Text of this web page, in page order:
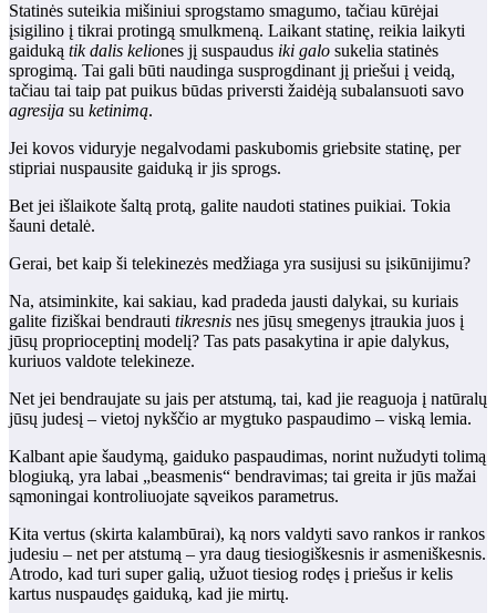
Statinės suteikia mišiniui sprogstamo smagumo, tačiau kūrėjai
įsigilino į tikrai protingą smulkmeną. Laikant statinę, reikia laikyti
gaiduką tik dalis keliones jį suspaudus iki galo sukelia statinės
sprogimą. Tai gali būti naudinga susprogdinant jį priešui į veidą,
tačiau tai taip pat puikus būdas priversti žaidėją subalansuoti savo
agresija su ketinimą.
Jei kovos viduryje negalvodami paskubomis griebsite statinę, per
stipriai nuspausite gaiduką ir jis sprogs.
Bet jei išlaikote šaltą protą, galite naudoti statines puikiai. Tokia
šauni detalė.
Gerai, bet kaip ši telekinezės medžiaga yra susijusi su įsikūnijimu?
Na, atsiminkite, kai sakiau, kad pradeda jausti dalykai, su kuriais
galite fiziškai bendrauti tikresnis nes jūsų smegenys įtraukia juos į
jūsų proprioceptinį modelį? Tas pats pasakytina ir apie dalykus,
kuriuos valdote telekineze.
Net jei bendraujate su jais per atstumą, tai, kad jie reaguoja į natūralų
jūsų judesį – vietoj nykščio ar mygtuko paspaudimo – viską lemia.
Kalbant apie šaudymą, gaiduko paspaudimas, norint nužudyti tolimą
blogiuką, yra labai „beasmenis“ bendravimas; tai greita ir jūs mažai
sąmoningai kontroliuojate sąveikos parametrus.
Kita vertus (skirta kalambūrai), ką nors valdyti savo rankos ir rankos
judesiu – net per atstumą – yra daug tiesiogiškesnis ir asmeniškesnis.
Atrodo, kad turi super galią, užuot tiesiog rodęs į priešus ir kelis
kartus nuspaudęs gaiduką, kad jie mirtų.